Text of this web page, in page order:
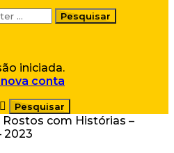
iniciada.
conta
Rostos com Histórias –
2023